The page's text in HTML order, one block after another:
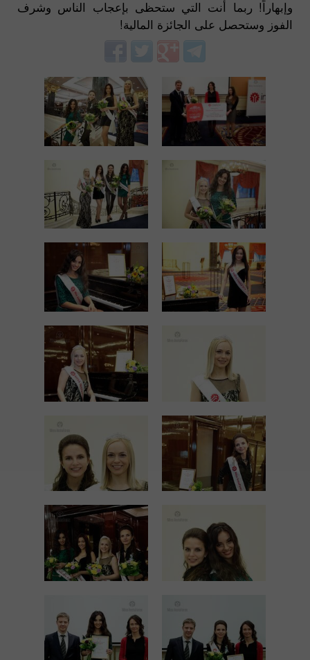
وإبهاراً! ربما أنت التي ستحظى بإعجاب الناس وشرف
الفوز وستحصل على الجائزة المالية!